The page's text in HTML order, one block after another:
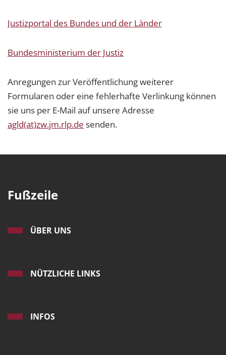
Justizportal des Bundes und der Länder
Bundesministerium der Justiz
Anregungen zur Veröffentlichung weiterer
Formularen oder eine fehlerhafte Verlinkung können
sie uns per E-Mail auf unsere Adresse
agld(at)zw.jm.rlp.de senden.
Fußzeile
ÜBER UNS
NÜTZLICHE LINKS
INFOS